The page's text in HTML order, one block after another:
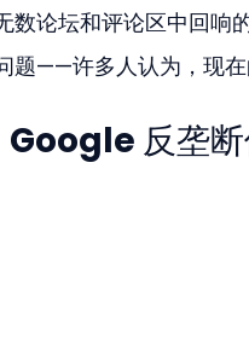
数论坛和评论区中回响
题——许多人认为，现在
Google 反垄